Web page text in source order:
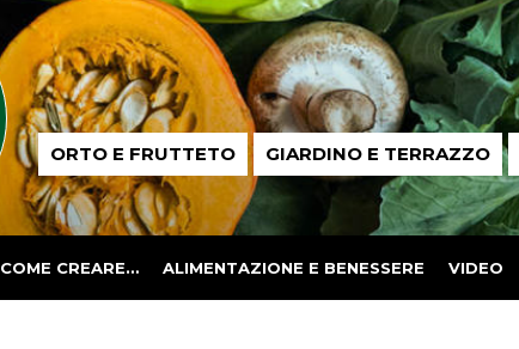
Passione
in ORTO E FRUTTETO GIARDINO E TERRAZZO
COME CREARE… ALIMENTAZIONE E BENESSERE VIDEO